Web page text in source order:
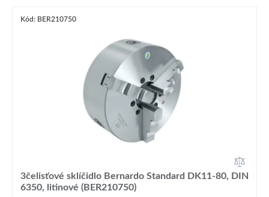
Kód: BER210750
3čelisťové sklíčidlo Bernardo Standard DK11-80, DIN
6350, litinové (BER210750)